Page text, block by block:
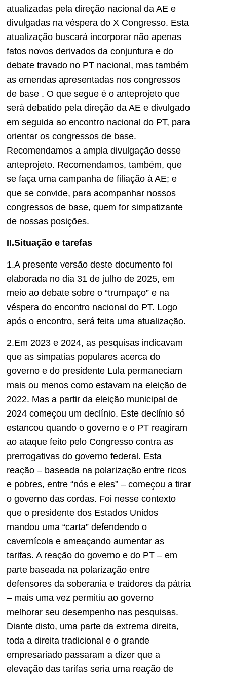
atualizadas pela direção nacional da AE e
divulgadas na véspera do X Congresso. Esta
atualização buscará incorporar não apenas
fatos novos derivados da conjuntura e do
debate travado no PT nacional, mas também
as emendas apresentadas nos congressos
de base . O que segue é o anteprojeto que
será debatido pela direção da AE e divulgado
em seguida ao encontro nacional do PT, para
orientar os congressos de base.
Recomendamos a ampla divulgação desse
anteprojeto. Recomendamos, também, que
se faça uma campanha de filiação à AE; e
que se convide, para acompanhar nossos
congressos de base, quem for simpatizante
de nossas posições.
II.Situação e tarefas
1.A presente versão deste documento foi
elaborada no dia 31 de julho de 2025, em
meio ao debate sobre o “trumpaço” e na
véspera do encontro nacional do PT. Logo
após o encontro, será feita uma atualização.
2.Em 2023 e 2024, as pesquisas indicavam
que as simpatias populares acerca do
governo e do presidente Lula permaneciam
mais ou menos como estavam na eleição de
2022. Mas a partir da eleição municipal de
2024 começou um declínio. Este declínio só
estancou quando o governo e o PT reagiram
ao ataque feito pelo Congresso contra as
prerrogativas do governo federal. Esta
reação – baseada na polarização entre ricos
e pobres, entre “nós e eles” – começou a tirar
o governo das cordas. Foi nesse contexto
que o presidente dos Estados Unidos
mandou uma “carta” defendendo o
cavernícola e ameaçando aumentar as
tarifas. A reação do governo e do PT – em
parte baseada na polarização entre
defensores da soberania e traidores da pátria
– mais uma vez permitiu ao governo
melhorar seu desempenho nas pesquisas.
Diante disto, uma parte da extrema direita,
toda a direita tradicional e o grande
empresariado passaram a dizer que a
elevação das tarifas seria uma reação de